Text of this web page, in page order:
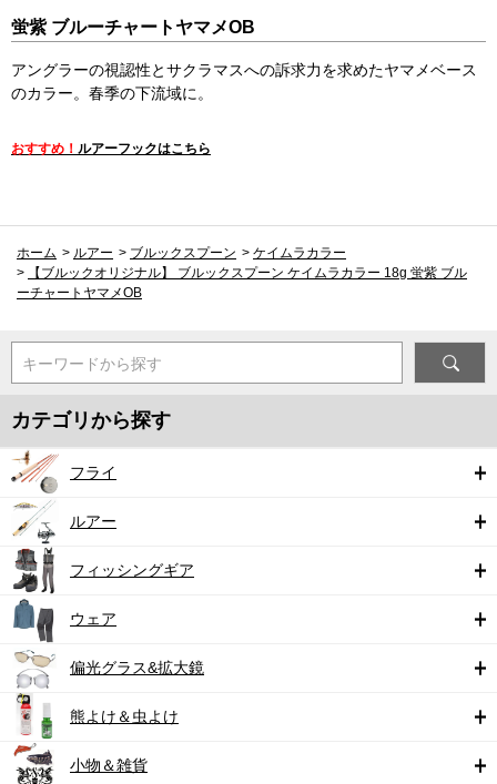
蛍紫 ブルーチャートヤマメOB
アングラーの視認性とサクラマスへの訴求力を求めたヤマメベース
のカラー。春季の下流域に。
おすすめ！ ルアーフックはこちら
ホーム > ルアー > ブルックスプーン > ケイムラカラー
>
【ブルックオリジナル】 ブルックスプーン ケイムラカラー 18g 蛍紫 ブル
ーチャートヤマメOB
キーワードから探す
カテゴリから探す
フライ
ルアー
フィッシングギア
ウェア
偏光グラス&拡大鏡
熊よけ＆虫よけ
小物＆雑貨